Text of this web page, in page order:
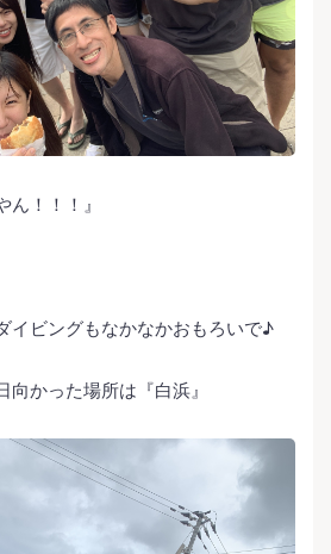
ん！！！』
イビングもなかなかおもろいで♪
向かった場所は『白浜』